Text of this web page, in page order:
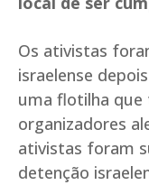
Os ativistas
israelense
uma flotilha que
organizadores
ativistas foram
detenção